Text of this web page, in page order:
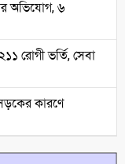
অভিযোগ, ৬
রোগী ভর্তি, সেবা
কারণে